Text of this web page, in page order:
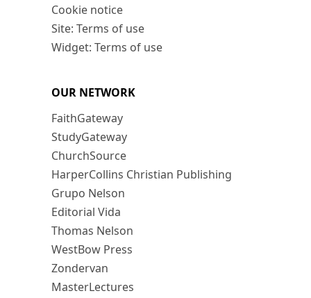
Cookie notice
Site: Terms of use
Widget: Terms of use
OUR NETWORK
FaithGateway
StudyGateway
ChurchSource
HarperCollins Christian Publishing
Grupo Nelson
Editorial Vida
Thomas Nelson
WestBow Press
Zondervan
MasterLectures